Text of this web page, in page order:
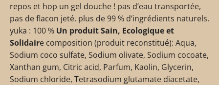
repos et hop un gel douche ! pas d’eau transportée,
pas de flacon jeté. plus de 99 % d’ingrédients naturels.
yuka : 100 % Un produit Sain, Ecologique et
Solidaire composition (produit reconstitué): Aqua,
Sodium coco sulfate, Sodium olivate, Sodium cocoate,
Xanthan gum, Citric acid, Parfum, Kaolin, Glycerin,
Sodium chloride, Tetrasodium glutamate diacetate,